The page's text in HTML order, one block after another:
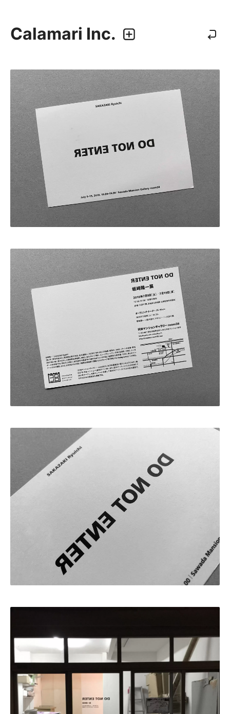
Calamari Inc.
092 292 4875
業務内容
・グラフィックデザイン
・エディトリアルデザイン
・ウェブデザイン／構築
・アプリケーション、UI/UXデザイン
・プロダクトデザイン
デザイナー
・尾中 俊介